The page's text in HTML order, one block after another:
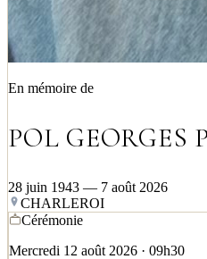
En mémoire de
POL GEORGES
28 juin 1943 — 7 août 2026
CHARLEROI
Cérémonie
Mercredi 12 août 2026 · 09h30